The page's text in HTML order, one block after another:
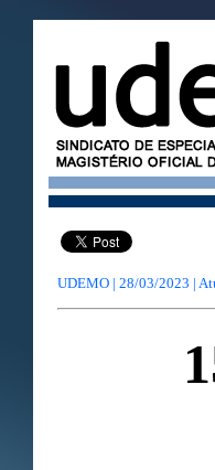
UDEMO | 28/03/2023 |